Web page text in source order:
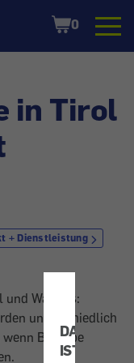
IST
Shopping
Cart
0
in Tirol
+ Dienstleistung
und Wattens:
unterschiedlich
Betriebe